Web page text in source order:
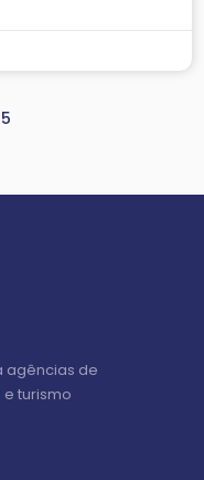
5
agências de
turismo